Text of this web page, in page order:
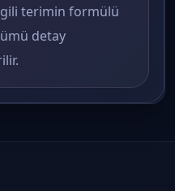
terimin formülü
detay